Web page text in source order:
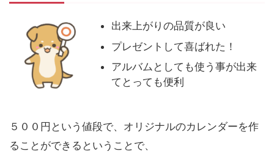
出来上がりの品質が良い
プレゼントして喜ばれた！
アルバムとしても使う事が出来
てとっても便利
５００円という値段で、オリジナルのカレンダーを作
ることができるということで、